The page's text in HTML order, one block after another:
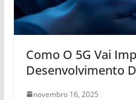
Como O 5G Vai
Desenvolvimento
novembro 16, 2025